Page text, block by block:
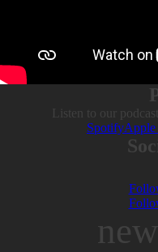
Listen to our
Spotify